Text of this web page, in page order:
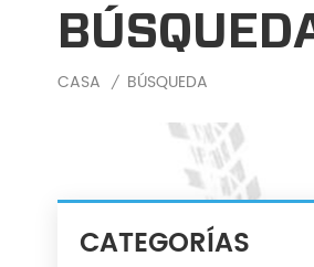
CASA / BÚSQUEDA
CATEGORÍAS